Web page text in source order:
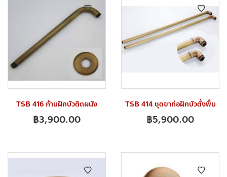
TSB 416 ก้านฝักบัวติดผนัง
฿3,900.00
TSB 414 ชุดขาท่อฝักบัวตั้งพื้น
฿5,900.00